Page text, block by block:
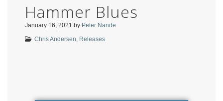
Hammer Blues
January 16, 2021 by Peter Nande
Chris Andersen Releases